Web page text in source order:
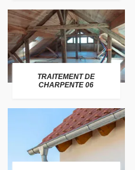
TRAITEMENT DE
CHARPENTE 06